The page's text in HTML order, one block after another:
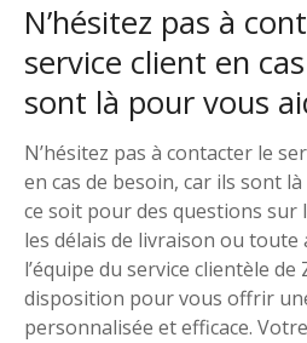
N’hésitez pas à
service client en
sont là pour vous
N’hésitez pas à contacter le
en cas de besoin, car ils sont
ce soit pour des questions sur
les délais de livraison ou toute
l’équipe du service clientèle
disposition pour vous offrir
personnalisée et efficace.